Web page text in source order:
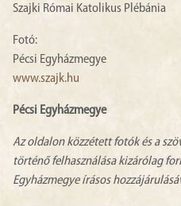
Szajki Római Katolikus Plébánia
Fotó:
Pécsi Egyházmegye
www.szajk.hu
Pécsi Egyházmegye
Az oldalon közzétett fotók és a
történő felhasználása kizárólag
Egyházmegye írásos